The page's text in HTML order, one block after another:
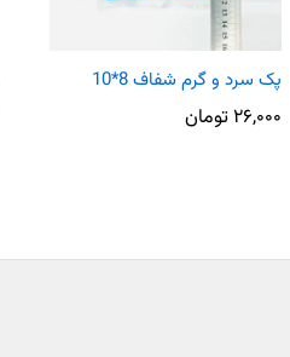
پک سرد و گرم شفاف 8*10
۲۶,۰۰۰ تومان